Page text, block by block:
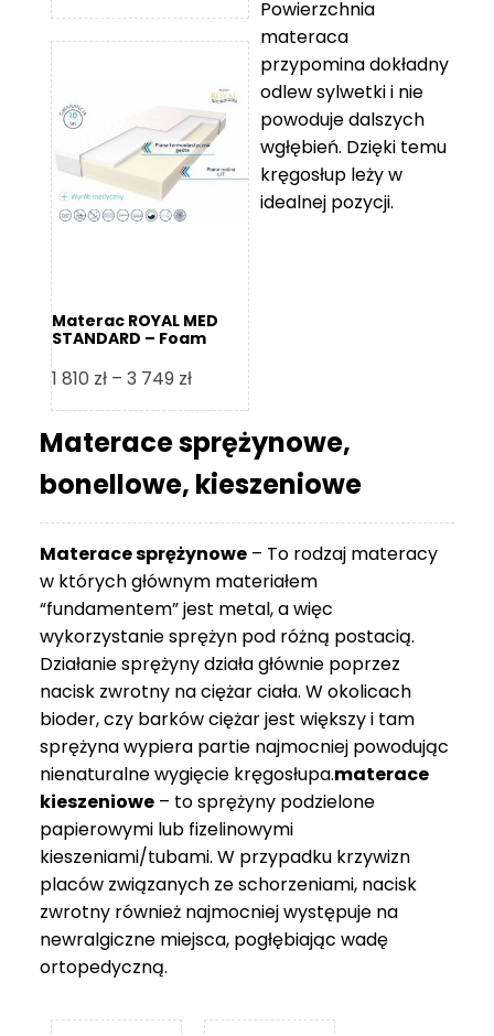
cen:
od
119 zł
do
11
670 zł
Materac ROYAL MED
STANDARD – Foam
1 810 zł – 3 749 złZakres
cen:
od
1
810 zł
749 zł
Powierzchnia
materaca
przypomina dokładny
odlew sylwetki i nie
powoduje dalszych
wgłębień. Dzięki temu
kręgosłup leży w
idealnej pozycji.
Materace sprężynowe,
bonellowe, kieszeniowe
Materace sprężynowe – To rodzaj materacy
w których głównym materiałem
“fundamentem” jest metal, a więc
wykorzystanie sprężyn pod różną postacią.
Działanie sprężyny działa głównie poprzez
nacisk zwrotny na ciężar ciała. W okolicach
bioder, czy barków ciężar jest większy i tam
sprężyna wypiera partie najmocniej powodując
nienaturalne wygięcie kręgosłupa.materace
kieszeniowe – to sprężyny podzielone
papierowymi lub fizelinowymi
kieszeniami/tubami. W przypadku krzywizn
placów związanych ze schorzeniami, nacisk
zwrotny również najmocniej występuje na
newralgiczne miejsca, pogłębiając wadę
ortopedyczną.